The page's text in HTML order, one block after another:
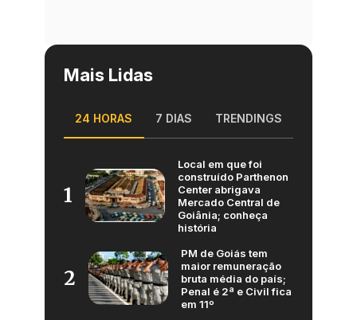
Mais Lidas
24 HORAS 7 DIAS TRENDINGS
1
Local em que foi
construído Parthenon
Center abrigava
Mercado Central de
Goiânia; conheça
história
2
PM de Goiás tem
maior remuneração
bruta média do país;
Penal é 2ª e Civil fica
em 11º